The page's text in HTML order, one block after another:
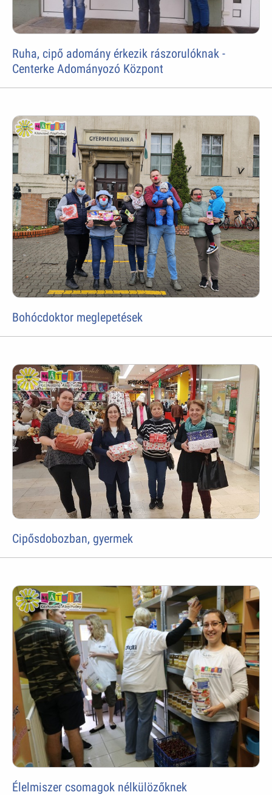
Ruha, cipő adomány érkezik rászorulóknak -
Centerke Adományozó Központ
Bohócdoktor meglepetések
Cipősdobozban, gyermek
Élelmiszer csomagok nélkülözőknek